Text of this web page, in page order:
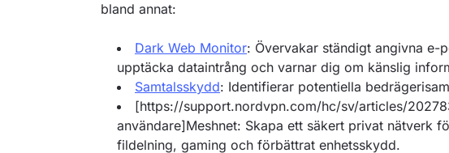
bland annat:
Dark Web Monitor: Övervakar ständigt angivna e-
upptäcka dataintrång och varnar dig om känslig
Samtalsskydd: Identifierar potentiella
[https://support.nordvpn.com/hc/sv/articles/
användare]Meshnet: Skapa ett säkert privat nätverk
fildelning, gaming och förbättrat enhetsskydd.